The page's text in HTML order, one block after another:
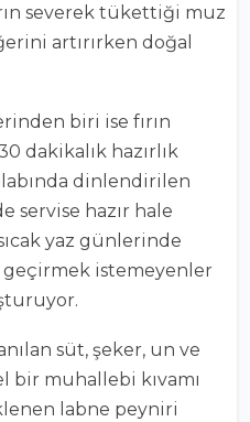
severek tükettiği muz
artırırken doğal
biri ise fırın
dakikalık hazırlık
dinlendirilen
servise hazır hale
yaz günlerinde
istemeyenler
süt, şeker, un ve
bir muhallebi kıvamı
labne peyniri